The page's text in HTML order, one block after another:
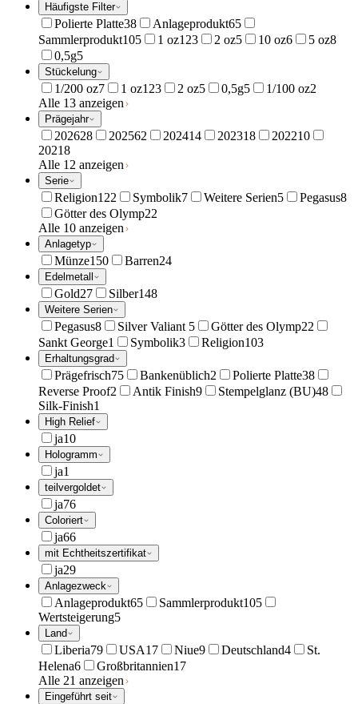
Häufigste Filter
Polierte Platte38 Anlageprodukt65
Sammlerprodukt105 1 oz123 2 oz5 10 oz6 5 oz8
0,5g5
Stückelung
1/200 oz7 1 oz123 2 oz5 0,5g5 1/100 oz2
Alle 13 anzeigen
Prägejahr
202628 202562 202414 202318 202210
20218
Alle 12 anzeigen
Serie
Religion122 Symbolik7 Weitere Serien5 Pegasus8
Götter des Olymp22
Alle 10 anzeigen
Anlagetyp
Münze150 Barren24
Edelmetall
Gold27 Silber148
Weitere Serien
Pegasus8 Silver Valiant 5 Götter des Olymp22
Sankt George1 Symbolik3 Religion103
Erhaltungsgrad
Prägefrisch75 Bankenüblich2 Polierte Platte38
Reverse Proof2 Antik Finish9 Stempelglanz (BU)48
Silk-Finish1
High Relief
ja10
Hologramm
ja1
teilvergoldet
ja76
Coloriert
ja66
mit Echtheitszertifikat
ja29
Anlagezweck
Anlageprodukt65 Sammlerprodukt105
Wertsteigerung5
Land
Liberia79 USA17 Niue9 Deutschland4
St.
Helena6 Großbritannien17
Alle 21 anzeigen
Eingeführt seit